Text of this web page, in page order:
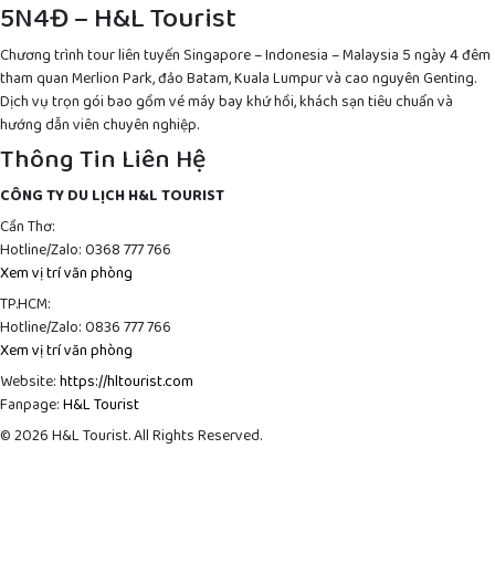
5N4Đ – H&L Tourist
Chương trình tour liên tuyến Singapore – Indonesia – Malaysia 5 ngày 4 đêm
tham quan Merlion Park, đảo Batam, Kuala Lumpur và cao nguyên Genting.
Dịch vụ trọn gói bao gồm vé máy bay khứ hồi, khách sạn tiêu chuẩn và
hướng dẫn viên chuyên nghiệp.
Thông Tin Liên Hệ
CÔNG TY DU LỊCH H&L TOURIST
Cần Thơ:
Hotline/Zalo: 0368 777 766
Xem vị trí văn phòng
TP.HCM:
Hotline/Zalo: 0836 777 766
Xem vị trí văn phòng
Website:https://hltourist.com
Fanpage:H&L Tourist
© 2026 H&L Tourist. All Rights Reserved.